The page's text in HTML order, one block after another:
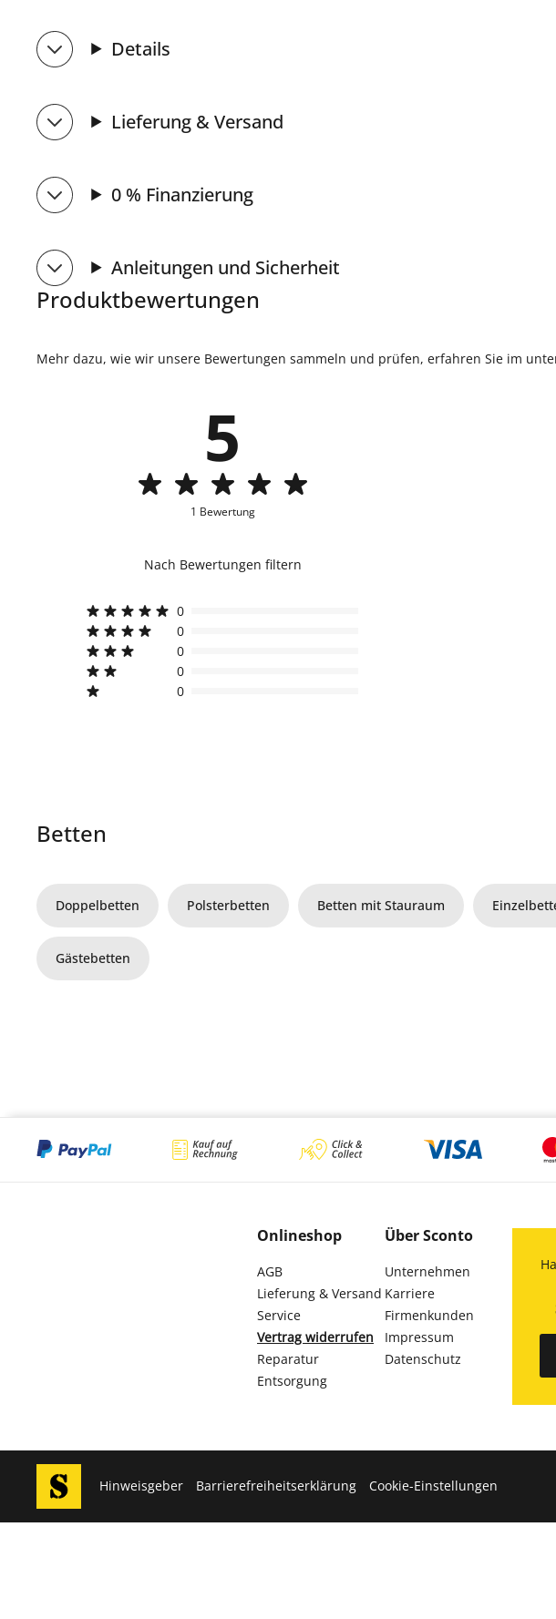
Details
Lieferung & Versand
0 % Finanzierung
Anleitungen und Sicherheit
Produktbewertungen
Mehr dazu, wie wir unsere Bewertungen sammeln und prüfen, erfahren Sie im
5
1 Bewertung
Nach Bewertungen filtern
0
0
0
0
0
Betten
Doppelbetten Polsterbetten Betten mit Stauraum
Gästebetten
Onlineshop
AGB
Lieferung & Versand
Service
Vertrag widerrufen
Reparatur
Entsorgung
Über Sconto
Unternehmen
Karriere
Firmenkunden
Impressum
Datenschutz
Hinweisgeber Barrierefreiheitserklärung Cookie-Einstellungen